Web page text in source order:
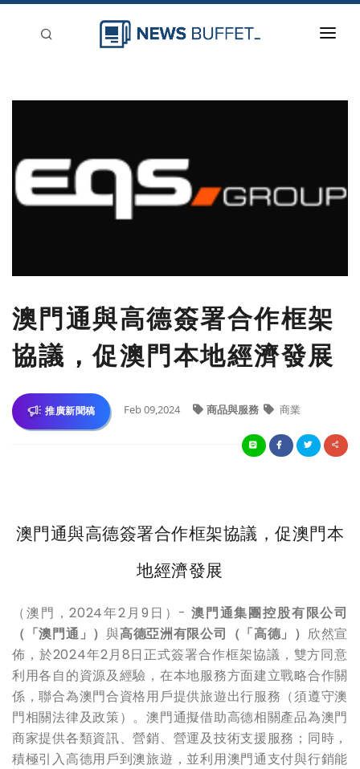
刊登
澳門通與高德簽署合作框架
協議，促澳門本地經濟發展
推廣新聞稿 Feb 09,2024 商品與服務 商業
澳門通與高德簽署合作框架協議，促澳門本
地經濟發展
（澳門，2024年2月 9 日） - 澳門通集團控股有限公司
（「澳門通」）與高德亞洲有限公司（「高德」） 欣然宣
佈，於2024年2月8日正式簽署合作框架協議，雙方同意
利用各自的資源及經驗，在本地服務方面建立戰略合作關
係，聯合為澳門合資格用戶提供旅遊出行服務（須遵守澳
門相關法律及政策）。澳門通擬借助高德相關產品為澳門
商家提供各類資訊、營銷、營運及技術支援服務；同時，
積極引入高德用戶到澳旅遊，並利用澳門通支付與行銷能